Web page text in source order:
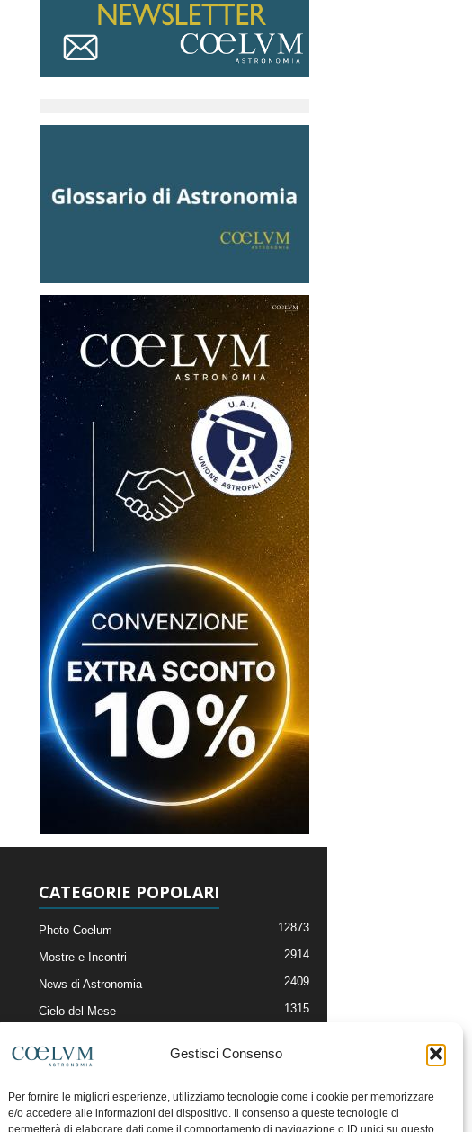
Gestisci Consenso
Per fornire le migliori esperienze, utilizziamo tecnologie come i cookie per memorizzare
e/o accedere alle informazioni del dispositivo. Il consenso a queste tecnologie ci
permetterà di elaborare dati come il comportamento di navigazione o ID unici su questo
CATEGORIE POPOLARI
Photo-Coelum 12873
Mostre e Incontri 2914
News di Astronomia 2409
Cielo del Mese 1315
Articoli e Risorse On-Line
Il Blog della Redazione